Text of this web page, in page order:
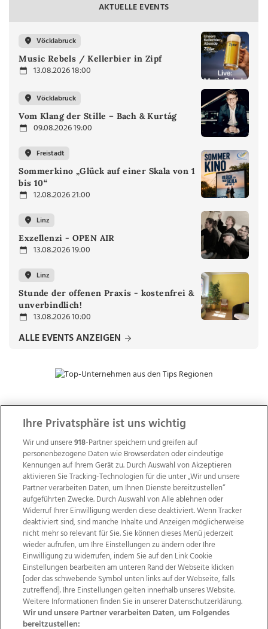
AKTUELLE EVENTS
Vöcklabruck
Music Rebels / Kellerbier in Zipf
13.08.2026 18:00
Vöcklabruck
Vom Klang der Stille – Bach & Kurtág
09.08.2026 19:00
Freistadt
Sommerkino „Glück auf einer Skala von 1
bis 10“
12.08.2026 21:00
Linz
Exzellenzi - OPEN AIR
13.08.2026 19:00
Linz
Stunde der offenen Praxis - kostenfrei &
unverbindlich!
13.08.2026 10:00
ALLE EVENTS ANZEIGEN
ZUR NACHRICHTENÜBERSICHT
Wir über uns Mediadaten Kontakt
Jobs
Datenschutz
Impressum
AGB Anzeigekunden
AGB Website
Ehrenkodex Politische Werbung
Ihre Privatsphäre ist uns wichtig
Wir und unsere918-Partner speichern und greifen auf
personenbezogene Daten wie Browserdaten oder eindeutige
Kennungen auf Ihrem Gerät zu. Durch Auswahl von Akzeptieren
aktivieren Sie Tracking-Technologien für die unter „Wir und unsere
Partner verarbeiten Daten, um Ihnen Dienste bereitzustellen“
aufgeführten Zwecke. Durch Auswahl von Alle ablehnen oder
Widerruf Ihrer Einwilligung werden diese deaktiviert. Wenn Tracker
deaktiviert sind, sind manche Inhalte und Anzeigen möglicherweise
nicht mehr so relevant für Sie. Sie können dieses Menü jederzeit
wieder aufrufen, um Ihre Einstellungen zu ändern oder Ihre
Einwilligung zu widerrufen, indem Sie auf den Link Cookie
Einstellungen bearbeiten am unteren Rand der Webseite klicken
[oder das schwebende Symbol unten links auf der Webseite, falls
zutreffend]. Ihre Einstellungen gelten innerhalb unseres Website.
Weitere Informationen finden Sie in unserer Datenschutzerklärung.
Wir und unsere Partner verarbeiten Daten, um Folgendes
bereitzustellen: